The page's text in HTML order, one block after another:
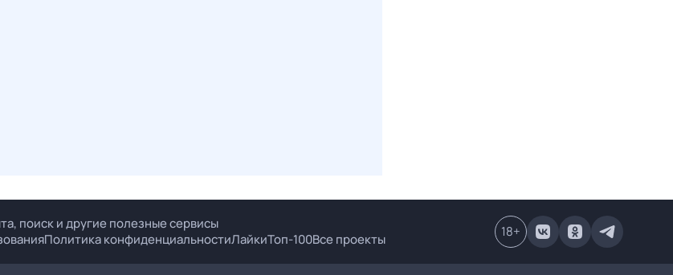
поиск и другие полезные сервисы
Политика конфиденциальностиЛайкиТоп-100Все проекты 18+